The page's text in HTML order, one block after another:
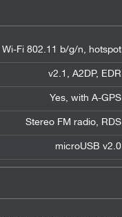
Wi-Fi 802.11 b/g/n, hotspot
v2.1, A2DP, EDR
Yes, with A-GPS
Stereo FM radio, RDS
microUSB v2.0